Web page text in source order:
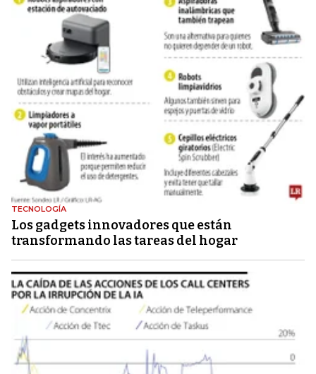
TECNOLOGÍA
Los gadgets innovadores que están
transformando las tareas del hogar